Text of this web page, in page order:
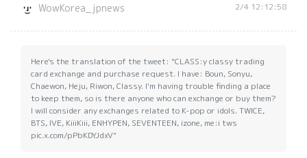
WowKorea_jpnews 2/4 12:12:58
Here's the translation of the tweet: "CLASS:y classy trading
card exchange and purchase request. I have: Boun, Sonyu,
Chaewon, Heju, Riwon, Classy. I'm having trouble finding a place
to keep them, so is there anyone who can exchange or buy them?
I will consider any exchanges related to K-pop or idols. TWICE,
BTS, IVE, KiiiKiii, ENHYPEN, SEVENTEEN, izone, me:i tws
pic.x.com/pPbKDYJdxV"